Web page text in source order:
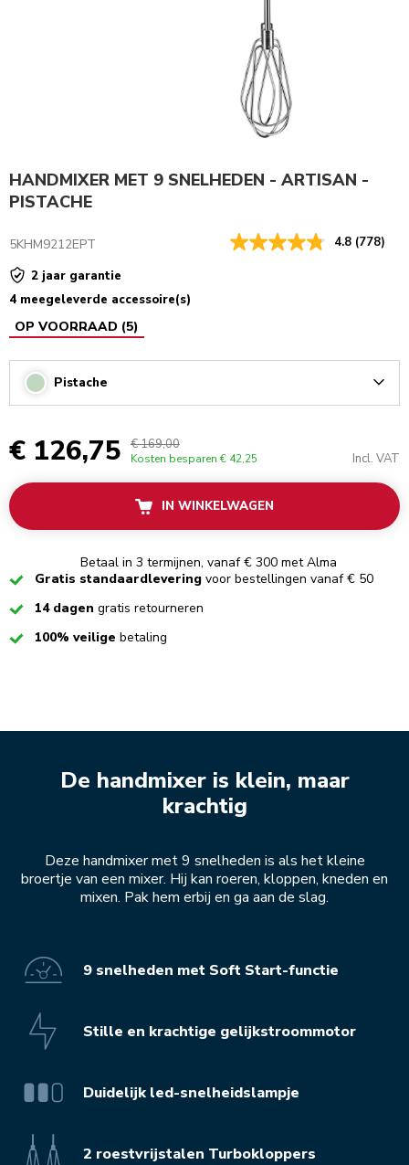
HANDMIXER MET 9 SNELHEDEN - ARTISAN -
PISTACHE
5KHM9212EPT 4.8 (778)
2 jaar garantie
4 meegeleverde accessoire(s)
OP VOORRAAD (5)
Pistache
€ 126,75 € 169,00
Kosten besparen € 42,25 Incl. VAT
IN WINKELWAGEN
Betaal in 3 termijnen, vanaf € 300 met Alma
CheckedGratis standaardlevering voor bestellingen vanaf € 50
Checked14 dagen gratis retourneren
Checked100% veilige betaling
De handmixer is klein, maar
krachtig
Deze handmixer met 9 snelheden is als het kleine
broertje van een mixer. Hij kan roeren, kloppen, kneden en
mixen. Pak hem erbij en ga aan de slag.
9 snelheden met Soft Start-functie
Stille en krachtige gelijkstroommotor
Duidelijk led-snelheidslampje
2 roestvrijstalen Turbokloppers